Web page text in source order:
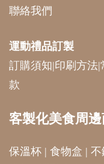
聯絡我們
運動禮品訂製
訂購須知|印刷方法|
款
客製化美食周
保溫杯 | 食物盒 | 不